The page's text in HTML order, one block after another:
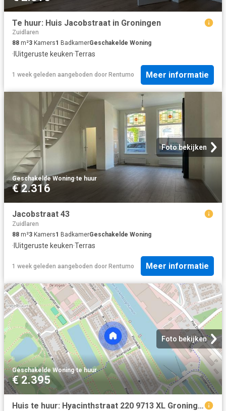
Te huur: Huis Jacobstraat in Groningen
Zuidlaren
88 m²3 Kamers1 BadkamerGeschakelde Woning
· IUitgeruste keuken·Terras
1 week geleden aangeboden door Rentumo Meer informatie
Foto bekijken
Geschakelde Woning·te huur
€ 2.316
Jacobstraat 43
Zuidlaren
88 m²3 Kamers1 BadkamerGeschakelde Woning
· IUitgeruste keuken·Terras
1 week geleden aangeboden door Rentumo Meer informatie
Foto bekijken
Geschakelde Woning·te huur
€ 2.395
Huis te huur: Hyacinthstraat 220 9713 XL Groningen